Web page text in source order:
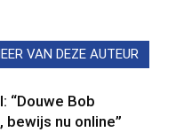
VAN DEZE AUTEUR
“Douwe Bob
nu online”